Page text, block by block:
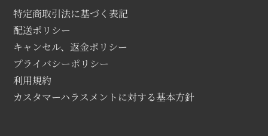
特定商取引法に基づく表記
配送ポリシー
キャンセル、返金ポリシー
プライバシーポリシー
利用規約
カスタマーハラスメントに対する基本方針